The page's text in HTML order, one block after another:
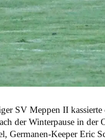
SV Meppen II
der Winterpause in der
Germanen-Keeper Eric